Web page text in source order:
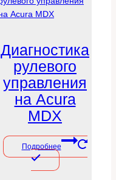
Диагностика
рулевого
управления
на Acura
MDX
Подробнее